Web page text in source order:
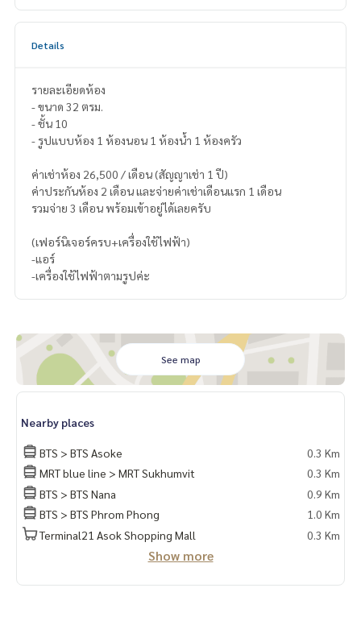
Details
รายละเอียดห้อง
- ขนาด 32 ตรม.
- ชั้น 10
- รูปแบบห้อง 1 ห้องนอน 1 ห้องน้ำ 1 ห้องครัว
ค่าเช่าห้อง 26,500 / เดือน (สัญญาเช่า 1 ปี)
ค่าประกันห้อง 2 เดือน และจ่ายค่าเช่าเดือนแรก 1 เดือน
รวมจ่าย 3 เดือน พร้อมเข้าอยู่ได้เลยครับ
(เฟอร์นิเจอร์ครบ+เครื่องใช้ไฟฟ้า)
-แอร์
-เครื่องใช้ไฟฟ้าตามรูปค่ะ
See map
Nearby places
BTS > BTS Asoke
0.3 Km
MRT blue line > MRT Sukhumvit
0.3 Km
BTS > BTS Nana
0.9 Km
BTS > BTS Phrom Phong
1.0 Km
Terminal21 Asok Shopping Mall
0.3 Km
Show more